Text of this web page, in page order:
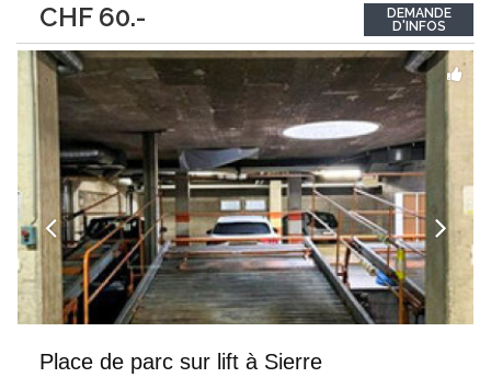
CHF 60.-
DEMANDE
D'INFOS
Place de parc sur lift à Sierre